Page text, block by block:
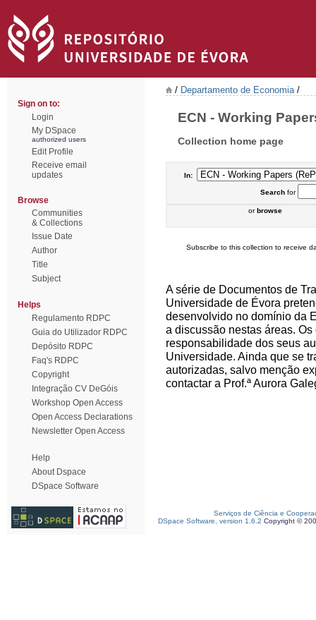
Sign on to:
Login
My DSpace
authorized users
Edit Profile
Receive email
updates
Browse
Communities
& Collections
Issue Date
Author
Title
Subject
Helps
Regulamento RDPC
Guia do Utilizador RDPC
Depósito RDPC
Faq's RDPC
Copyright
Integração CV DeGóis
Workshop Open Access
Open Access Declarations
Newsletter Open Access
Help
About Dspace
DSpace Software
/ Departamento de Economia /
ECN - Working
Collection home page
In:
Searchfor
orbrowse
Subscribe to this collection to receive
A série de Documentos de
Universidade de Évora
desenvolvido no domínio da
a discussão nestas áreas.
responsabilidade dos seus
Universidade. Ainda que se
autorizadas, salvo menção
contactar a Prof.ª Aurora
Serviços de Ciência e
DSpace Software, version 1.6.2 Copyright ©